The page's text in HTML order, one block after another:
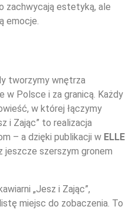
zachwycają estetyką, ale
emocje.
tworzymy wnętrza
w Polsce i za granicą. Każdy
w której łączymy
i Zając” to realizacja
– a dzięki publikacji w ELLE
jeszcze szerszym gronem
„Jesz i Zając”,
miejsc do zobaczenia. To